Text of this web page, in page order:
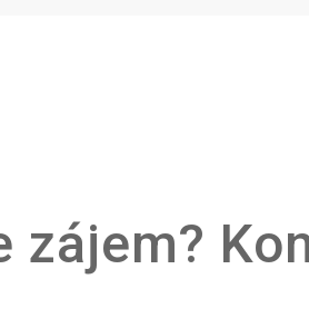
zájem?